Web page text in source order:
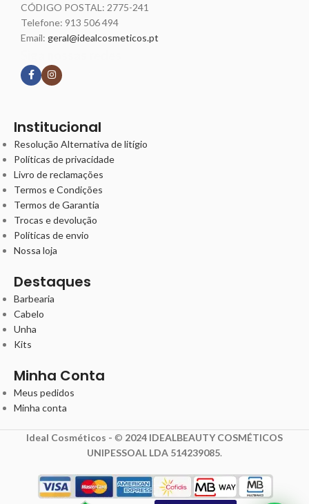
CÓDIGO POSTAL: 2775-241
Telefone: 913 506 494
Email: geral@idealcosmeticos.pt
Institucional
Resolução Alternativa de litígio
Políticas de privacidade
Livro de reclamações
Termos e Condições
Termos de Garantia
Trocas e devolução
Políticas de envio
Nossa loja
Destaques
Barbearia
Cabelo
Unha
Kits
Minha Conta
Meus pedidos
Minha conta
Ideal Cosméticos - © 2024 IDEALBEAUTY COSMÉTICOS
UNIPESSOAL LDA 514239085.